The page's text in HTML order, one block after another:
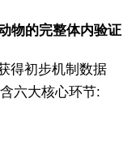
物的完整体内验证
得初步机制数据
六大核心环节: